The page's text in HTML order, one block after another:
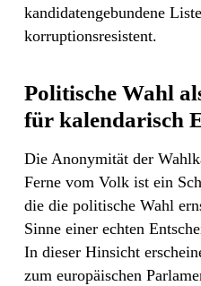
kandidatengebundene
korruptionsresistent.
Politische Wahl
für kalendarisch
Die Anonymität der
Ferne vom Volk ist ein
die die politische Wahl
Sinne einer echten
In dieser Hinsicht
zum europäischen